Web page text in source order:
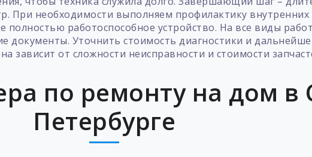
При необходимости выполняем профилактику внутренних
работоспособное устройство. На все виды
документы. Уточнить стоимость диагностики и
зависит от сложности неисправности и стоимости
по ремонту на дом в
Петербурге